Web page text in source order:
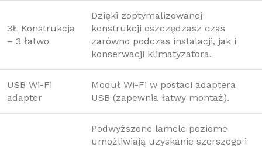
3Ł Konstrukcja
– 3 łatwo
Dzięki zoptymalizowanej
konstrukcji oszczędzasz czas
zarówno podczas instalacji, jak i
konserwacji klimatyzatora.
USB Wi-Fi
adapter
Moduł Wi-Fi w postaci adaptera
USB (zapewnia łatwy montaż).
Podwyższone lamele poziome
umożliwiają uzyskanie szerszego i